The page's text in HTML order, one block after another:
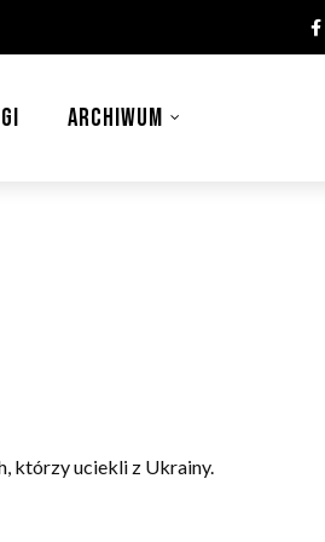
ARCHIWUM
którzy uciekli z Ukrainy.